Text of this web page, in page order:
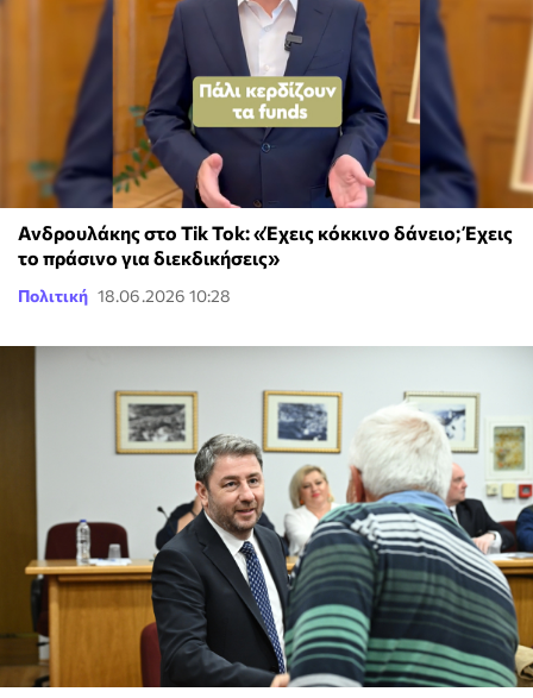
Ανδρουλάκης στο Tik Tok: «Έχεις κόκκινο δάνειο; Έχεις
το πράσινο για διεκδικήσεις»
Πολιτική 18.06.2026 10:28